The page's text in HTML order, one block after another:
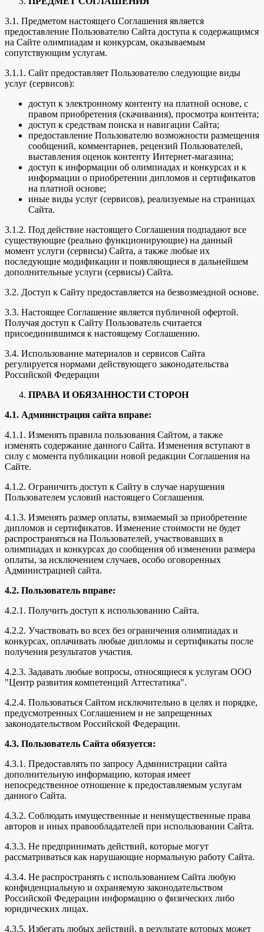
3.1. Предметом настоящего Соглашения является
предоставление Пользователю Сайта доступа к содержащимся
на Сайте олимпиадам и конкурсам, оказываемым
сопутствующим услугам.
3.1.1. Сайт предоставляет Пользователю следующие виды
услуг (сервисов):
доступ к электронному контенту на платной основе, с
правом приобретения (скачивания), просмотра контента;
доступ к средствам поиска и навигации Сайта;
предоставление Пользователю возможности размещения
сообщений, комментариев, рецензий Пользователей,
выставления оценок контенту Интернет-магазина;
доступ к информации об олимпиадах и конкурсах и к
информации о приобретении дипломов и сертификатов
на платной основе;
иные виды услуг (сервисов), реализуемые на страницах
Сайта.
3.1.2. Под действие настоящего Соглашения подпадают все
существующие (реально функционирующие) на данный
момент услуги (сервисы) Сайта, а также любые их
последующие модификации и появляющиеся в дальнейшем
дополнительные услуги (сервисы) Сайта.
3.2. Доступ к Сайту предоставляется на безвозмездной основе.
3.3. Настоящее Соглашение является публичной офертой.
Получая доступ к Сайту Пользователь считается
присоединившимся к настоящему Соглашению.
3.4. Использование материалов и сервисов Сайта
регулируется нормами действующего законодательства
Российской Федерации
ПРАВА И ОБЯЗАННОСТИ СТОРОН
4.1. Администрация сайта вправе:
4.1.1. Изменять правила пользования Сайтом, а также
изменять содержание данного Сайта. Изменения вступают в
силу с момента публикации новой редакции Соглашения на
Сайте.
4.1.2. Ограничить доступ к Сайту в случае нарушения
Пользователем условий настоящего Соглашения.
4.1.3. Изменять размер оплаты, взимаемый за приобретение
дипломов и сертификатов. Изменение стоимости не будет
распространяться на Пользователей, участвовавших в
олимпиадах и конкурсах до сообщения об изменении размера
оплаты, за исключением случаев, особо оговоренных
Администрацией сайта.
4.2. Пользователь вправе:
4.2.1. Получить доступ к использованию Сайта.
4.2.2. Участвовать во всех без ограничения олимпиадах и
конкурсах, оплачивать любые дипломы и сертификаты после
получения результатов участия.
4.2.3. Задавать любые вопросы, относящиеся к услугам ООО
"Центр развития компетенций Аттестатика".
4.2.4. Пользоваться Сайтом исключительно в целях и порядке,
предусмотренных Соглашением и не запрещенных
законодательством Российской Федерации.
4.3. Пользователь Сайта обязуется:
4.3.1. Предоставлять по запросу Администрации сайта
дополнительную информацию, которая имеет
непосредственное отношение к предоставляемым услугам
данного Сайта.
4.3.2. Соблюдать имущественные и неимущественные права
авторов и иных правообладателей при использовании Сайта.
4.3.3. Не предпринимать действий, которые могут
рассматриваться как нарушающие нормальную работу Сайта.
4.3.4. Не распространять с использованием Сайта любую
конфиденциальную и охраняемую законодательством
Российской Федерации информацию о физических либо
юридических лицах.
4.3.5. Избегать любых действий, в результате которых может